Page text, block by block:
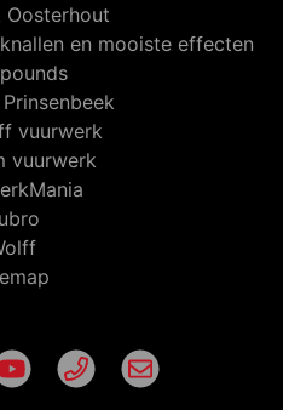
Oosterhout
en mooiste effecten
vuurwerk
vuurwerk